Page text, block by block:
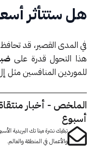
هل ستتأثر
في المدى القصير، قد
هذا التحول قدرة على
للموردين المنافسين مثل
الملخص - أخبار
أسبوع
تبقيك نشرة مينا تك البريدية
والأعمال في المنطقة والعالم.